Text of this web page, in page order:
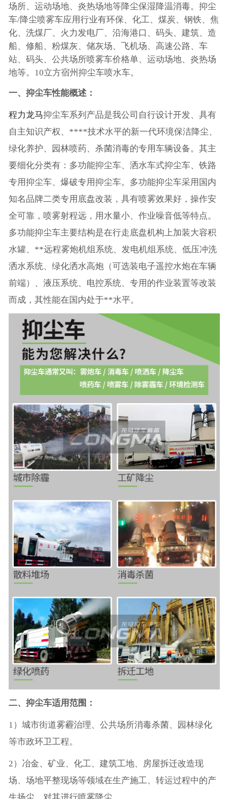
场所、运动场地、炎热场地等降尘保湿降温消毒。抑尘
车/降尘喷雾车应用行业有环保、化工、煤炭、钢铁、焦
化、洗煤厂、火力发电厂、沿海港口、码头、建筑、造
船、修船、粉煤灰、储灰场、飞机场、高速公路、车
站、码头、公共场所喷雾车价格单、运动场地、炎热场
地等。10立方宿州抑尘车喷水车。
一、抑尘车性能概述：
程力龙马抑尘车系列产品是我公司自行设计开发、具有
自主知识产权、****技术水平的新一代环境保洁降尘、
绿化养护、园林喷药、杀菌消毒的专用车辆设备。其主
要细化分类有：多功能抑尘车、洒水车式抑尘车、铁路
专用抑尘车、爆破专用抑尘车。多功能抑尘车采用国内
知名品牌二类专用底盘改装，具有喷雾效果好，操作安
全可靠，喷雾射程远，用水量小、作业噪音低等特点。
多功能抑尘车主要结构是在行走底盘机构上加装大容积
水罐、**远程雾炮机组系统、发电机组系统、低压冲洗
洒水系统、绿化洒水高炮（可选装电子遥控水炮在车辆
前端）、液压系统、电控系统、专用的作业装置等改装
而成，其性能在国内处于**水平。
二、抑尘车适用范围：
1）城市街道雾霾治理、公共场所消毒杀菌、园林绿化
等市政环卫工程。
2）冶金、矿业、化工、建筑工地、房屋拆迁改造现
场、场地平整现场等领域在生产施工、转运过程中的产
生扬尘，对其进行喷雾降尘。